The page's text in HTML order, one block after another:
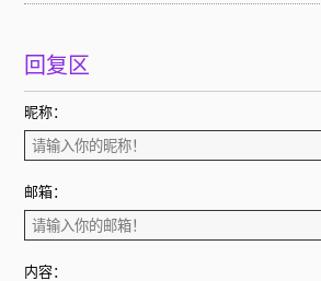
回复区
昵称：
邮箱：
内容：